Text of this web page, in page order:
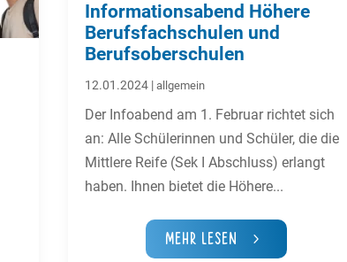
Informationsabend Höhere
Berufsfachschulen und
Berufsoberschulen
12.01.2024| allgemein
Der Infoabend am 1. Februar richtet sich
an: Alle Schülerinnen und Schüler, die die
Mittlere Reife (Sek I Abschluss) erlangt
haben. Ihnen bietet die Höhere...
Mehr Lesen